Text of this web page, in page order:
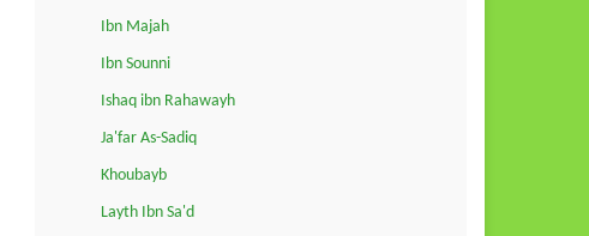
Ibn Majah
Ibn Sounni
Ishaq ibn Rahawayh
Ja'far As-Sadiq
Khoubayb
Layth Ibn Sa'd